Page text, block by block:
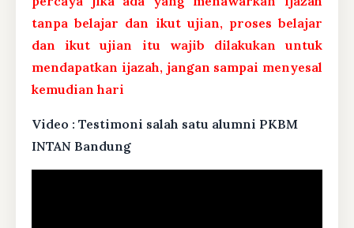
tanpa belajar dan ikut ujian, proses belajar
dan ikut ujian itu wajib dilakukan untuk
mendapatkan ijazah, jangan sampai menyesal
kemudian hari
Video : Testimoni salah satu alumni PKBM
INTAN Bandung